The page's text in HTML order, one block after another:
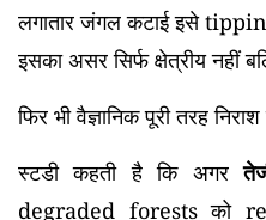
लगातार जंगल कटाई इसे
इसका असर सिर्फ क्षेत्रीय नहीं
फिर भी वैज्ञानिक पूरी तरह
स्टडी कहती है कि अगर
degraded forests को